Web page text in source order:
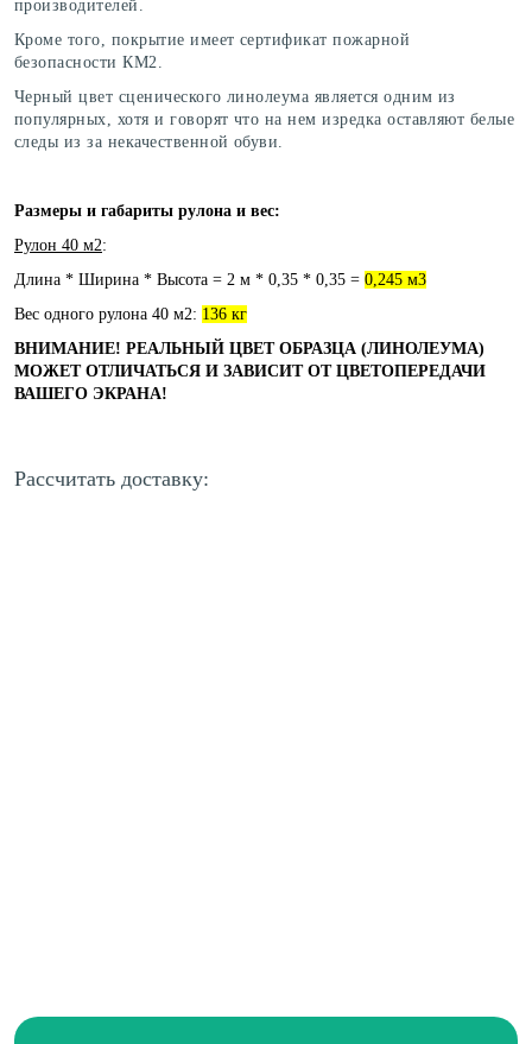
производителей.
Кроме того, покрытие имеет сертификат пожарной
безопасности КМ2.
Черный цвет сценического линолеума является одним из
популярных, хотя и говорят что на нем изредка оставляют белые
следы из за некачественной обуви.
Размеры и габариты рулона и вес:
Рулон 40 м2:
Длина * Ширина * Высота = 2 м * 0,35 * 0,35 = 0,245 м3
Вес одного рулона 40 м2: 136 кг
ВНИМАНИЕ! РЕАЛЬНЫЙ ЦВЕТ ОБРАЗЦА (ЛИНОЛЕУМА)
МОЖЕТ ОТЛИЧАТЬСЯ И ЗАВИСИТ ОТ ЦВЕТОПЕРЕДАЧИ
ВАШЕГО ЭКРАНА!
Рассчитать доставку: